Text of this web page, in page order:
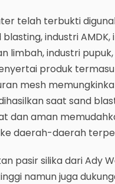
telah terbukti
blasting, industri
limbah, industri
produk
mesh
saat sand
dan aman
daerah-daerah
pasir silika dari Ady
namun juga